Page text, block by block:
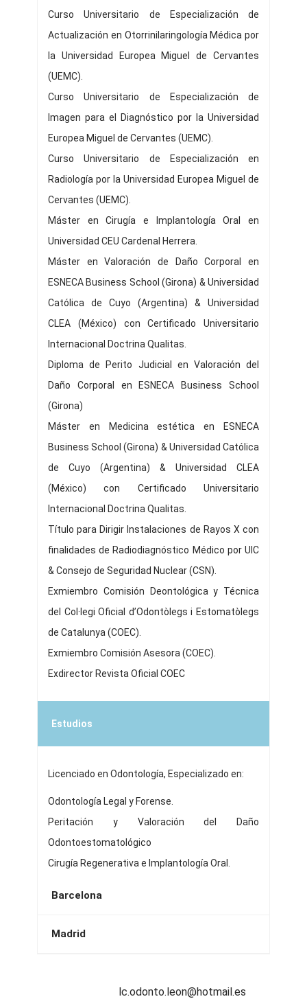
Curso Universitario de Especialización de
Actualización en Otorrinilaringología Médica por
la Universidad Europea Miguel de Cervantes
(UEMC).
Curso Universitario de Especialización de
Imagen para el Diagnóstico por la Universidad
Europea Miguel de Cervantes (UEMC).
Curso Universitario de Especialización en
Radiología por la Universidad Europea Miguel de
Cervantes (UEMC).
Máster en Cirugía e Implantología Oral en
Universidad CEU Cardenal Herrera.
Máster en Valoración de Daño Corporal en
ESNECA Business School (Girona) & Universidad
Católica de Cuyo (Argentina) & Universidad
CLEA (México) con Certificado Universitario
Internacional Doctrina Qualitas.
Diploma de Perito Judicial en Valoración del
Daño Corporal en ESNECA Business School
(Girona)
Máster en Medicina estética en ESNECA
Business School (Girona) & Universidad Católica
de Cuyo (Argentina) & Universidad CLEA
(México) con Certificado Universitario
Internacional Doctrina Qualitas.
Título para Dirigir Instalaciones de Rayos X con
finalidades de Radiodiagnóstico Médico por UIC
& Consejo de Seguridad Nuclear (CSN).
Exmiembro Comisión Deontológica y Técnica
del Col·legi Oficial d’Odontòlegs i Estomatòlegs
de Catalunya (COEC).
Exmiembro Comisión Asesora (COEC).
Exdirector Revista Oficial COEC
Estudios
Licenciado en Odontología, Especializado en:
Odontología Legal y Forense.
Peritación y Valoración del Daño
Odontoestomatológico
Cirugía Regenerativa e Implantología Oral.
Barcelona
Madrid
lc.odonto.leon@hotmail.es